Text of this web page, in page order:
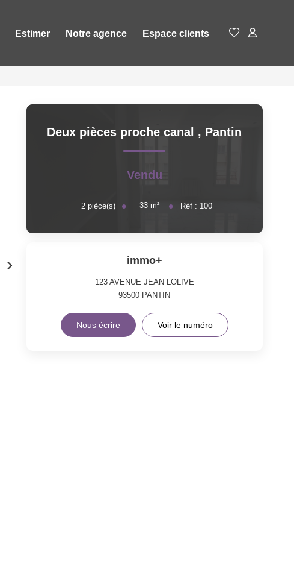
Estimer Notre agence Espace clients
Deux pièces proche canal , Pantin
Vendu
2pièce(s) 33 m² Réf : 100
immo+
123 AVENUE JEAN LOLIVE
93500 PANTIN
Nous écrire Voir le numéro